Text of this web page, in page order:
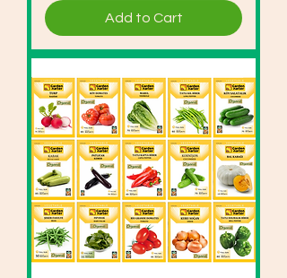
Add to Cart